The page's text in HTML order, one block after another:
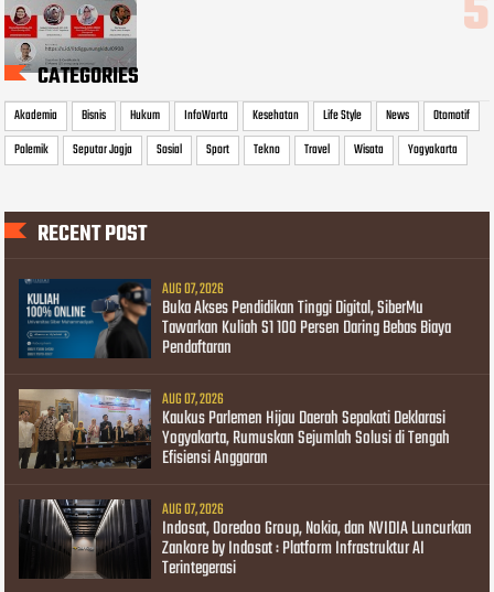
CATEGORIES
Akademia Bisnis Hukum InfoWarta Kesehatan Life Style News
Otomotif
Polemik
Seputar Jogja Sosial Sport Tekno Travel Wisata Yogyakarta
RECENT POST
AUG 07, 2026
Buka Akses Pendidikan Tinggi Digital, SiberMu
Tawarkan Kuliah S1 100 Persen Daring Bebas Biaya
Pendaftaran
AUG 07, 2026
Kaukus Parlemen Hijau Daerah Sepakati Deklarasi
Yogyakarta, Rumuskan Sejumlah Solusi di Tengah
Efisiensi Anggaran
AUG 07, 2026
Indosat, Ooredoo Group, Nokia, dan NVIDIA Luncurkan
Zankore by Indosat : Platform Infrastruktur AI
Terintegerasi